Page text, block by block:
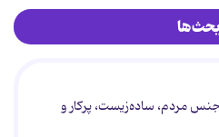
مردم، ساده‌زیست، پرکار و